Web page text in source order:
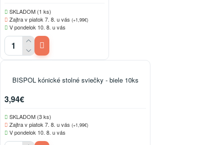
SKLADOM (1 ks)
Zajtra v piatok 7. 8. u vás (+1,99€)
V pondelok 10. 8. u vás
BISPOL kónické stolné sviečky - biele 10ks
3,94€
SKLADOM (3 ks)
Zajtra v piatok 7. 8. u vás (+1,99€)
V pondelok 10. 8. u vás